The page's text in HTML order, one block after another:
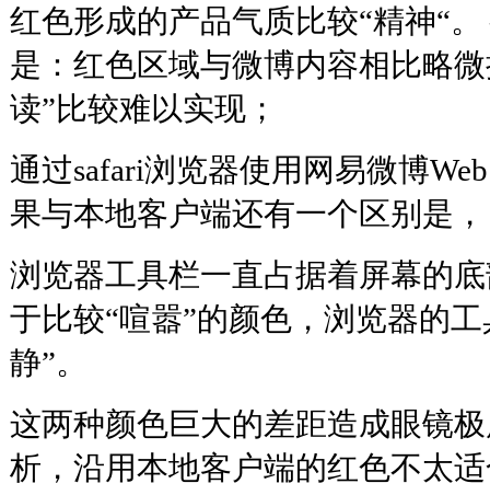
红色形成的产品气质比较“精神“
是：红色区域与微博内容相比略
读”比较难以实现；
通过safari浏览器使用网易微博
果与本地客户端还有一个区别是，
浏览器工具栏一直占据着屏幕的
于比较“喧嚣”的颜色，浏览器的
静”。
这两种颜色巨大的差距造成眼镜
析，沿用本地客户端的红色不太